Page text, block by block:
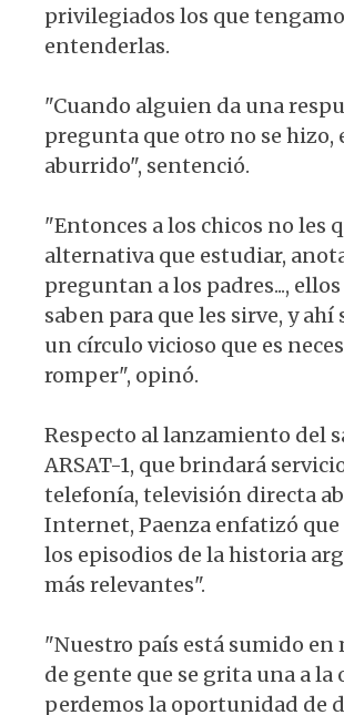
privilegiados los que
entenderlas.
"Cuando alguien da una
pregunta que otro no se hizo,
aburrido", sentenció.
"Entonces a los chicos no les
alternativa que estudiar,
preguntan a los padres...,
saben para que les sirve, y ahí
un círculo vicioso que es
romper", opinó.
Respecto al lanzamiento del
ARSAT-1, que brindará
telefonía, televisión directa
Internet, Paenza enfatizó que
los episodios de la historia
más relevantes".
"Nuestro país está sumido en
de gente que se grita una a la
perdemos la oportunidad de